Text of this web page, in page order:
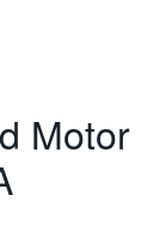
Motor